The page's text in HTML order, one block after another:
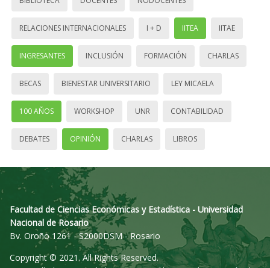
RELACIONES INTERNACIONALES I + D IITEA IITAE
INGRESANTES INCLUSIÓN FORMACIÓN CHARLAS
BECAS BIENESTAR UNIVERSITARIO LEY MICAELA
100 AÑOS WORKSHOP UNR CONTABILIDAD
DEBATES OPINIÓN CHARLAS LIBROS
Facultad de Ciencias Económicas y Estadística - Universidad
Nacional de Rosario
Bv. Oroño 1261 - S2000DSM - Rosario
Copyright © 2021. All Rights Reserved.